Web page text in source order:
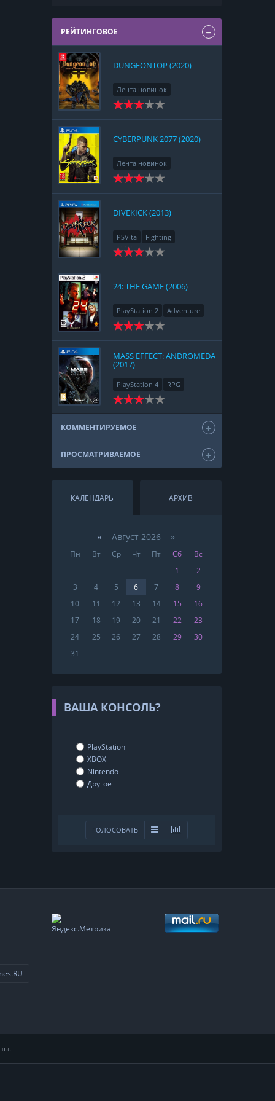
РЕЙТИНГОВОЕ
DUNGEONTOP (2020)
Лента новинок
Nintendo Switch
CYBERPUNK 2077 (2020)
Лента новинок
PlayStation 4
DIVEKICK (2013)
PSVita Fighting
24: THE GAME (2006)
PlayStation 2 Adventure
MASS EFFECT: ANDROMEDA
(2017)
PlayStation 4 RPG
КОММЕНТИРУЕМОЕ
ПРОСМАТРИВАЕМОЕ
КАЛЕНДАРЬ АРХИВ
« Август 2026 »
Пн Вт Ср Чт Пт Сб
Вс
1
2
3
4 5 6 7 8
9
10
11 12 13 14 15
16
17
18 19 20 21 22
23
24
25 26 27 28 29
30
31
ВАША КОНСОЛЬ?
PlayStation
XBOX
Nintendo
Другое
ГОЛОСОВАТЬ